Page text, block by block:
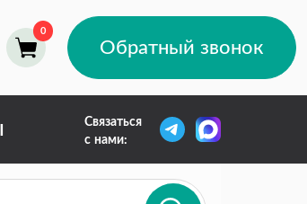
Обратный звонок
Связаться
с нами: